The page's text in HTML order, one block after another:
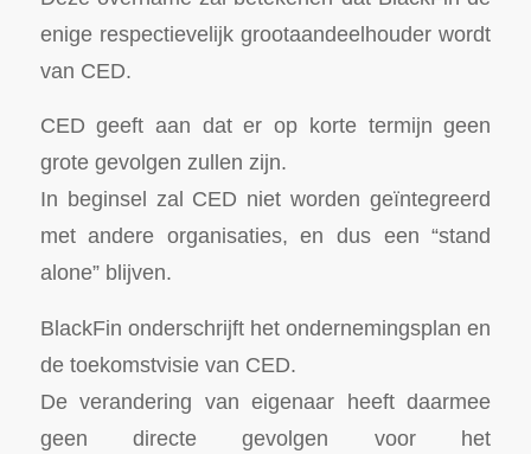
enige respectievelijk grootaandeelhouder wordt
van CED.
CED geeft aan dat er op korte termijn geen
grote gevolgen zullen zijn.
In beginsel zal CED niet worden geïntegreerd
met andere organisaties, en dus een “stand
alone” blijven.
BlackFin onderschrijft het ondernemingsplan en
de toekomstvisie van CED.
De verandering van eigenaar heeft daarmee
geen directe gevolgen voor het